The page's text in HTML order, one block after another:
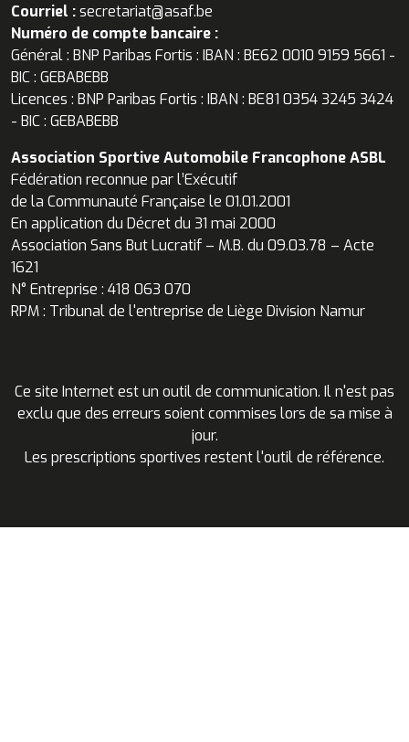
Courriel :secretariat@asaf.be
Numéro de compte bancaire :
Général : BNP Paribas Fortis : IBAN : BE62 0010 9159 5661 -
BIC : GEBABEBB
Licences : BNP Paribas Fortis : IBAN : BE81 0354 3245 3424
- BIC : GEBABEBB
Association Sportive Automobile Francophone ASBL
Fédération reconnue par l’Exécutif
de la Communauté Française le 01.01.2001
En application du Décret du 31 mai 2000
Association Sans But Lucratif – M.B. du 09.03.78 – Acte
1621
N° Entreprise : 418 063 070
RPM : Tribunal de l'entreprise de Liège Division Namur
Ce site Internet est un outil de communication. Il n'est pas
exclu que des erreurs soient commises lors de sa mise à
jour.
Les prescriptions sportives restent l'outil de référence.